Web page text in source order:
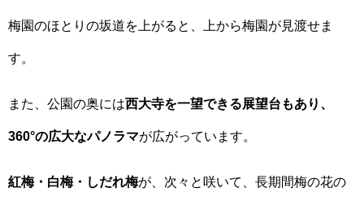
梅園のほとりの坂道を上がると、上から梅園が見渡せま
す。
また、公園の奥には西大寺を一望できる展望台もあり、
360°の広大なパノラマが広がっています。
紅梅・白梅・しだれ梅が、次々と咲いて、長期間梅の花の